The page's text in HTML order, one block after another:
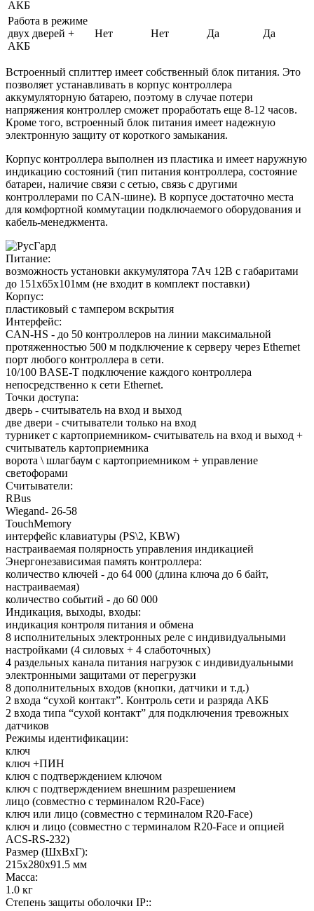
АКБ
Работа в режиме
двух дверей +
АКБ
Нет Нет Да Да
Встроенный сплиттер имеет собственный блок питания. Это
позволяет устанавливать в корпус контроллера
аккумуляторную батарею, поэтому в случае потери
напряжения контроллер сможет проработать еще 8-12 часов.
Кроме того, встроенный блок питания имеет надежную
электронную защиту от короткого замыкания.
Корпус контроллера выполнен из пластика и имеет наружную
индикацию состояний (тип питания контроллера, состояние
батареи, наличие связи с сетью, связь с другими
контроллерами по CAN-шине). В корпусе достаточно места
для комфортной коммутации подключаемого оборудования и
кабель-менеджмента.
Питание:
возможность установки аккумулятора 7Ач 12В с габаритами
до 151х65х101мм (не входит в комплект поставки)
Корпус:
пластиковый с тампером вскрытия
Интерфейс:
CAN-HS - до 50 контроллеров на линии максимальной
протяженностью 500 м подключение к серверу через Ethernet
порт любого контроллера в сети.
10/100 BASE-T подключение каждого контроллера
непосредственно к сети Ethernet.
Точки доступа:
дверь - считыватель на вход и выход
две двери - считыватели только на вход
турникет с картоприемником- считыватель на вход и выход +
считыватель картоприемника
ворота \ шлагбаум с картоприемником + управление
светофорами
Считыватели:
RBus
Wiegand- 26-58
TouchMemory
интерфейс клавиатуры (PS\2, KBW)
настраиваемая полярность управления индикацией
Энергонезависимая память контроллера:
количество ключей - до 64 000 (длина ключа до 6 байт,
настраиваемая)
количество событий - до 60 000
Индикация, выходы, входы:
индикация контроля питания и обмена
8 исполнительных электронных реле с индивидуальными
настройками (4 силовых + 4 слаботочных)
4 раздельных канала питания нагрузок с индивидуальными
электронными защитами от перегрузки
8 дополнительных входов (кнопки, датчики и т.д.)
2 входа “сухой контакт”. Контроль сети и разряда АКБ
2 входа типа “сухой контакт” для подключения тревожных
датчиков
Режимы идентификации:
ключ
ключ +ПИН
ключ с подтверждением ключом
ключ с подтверждением внешним разрешением
лицо (совместно с терминалом R20-Face)
ключ или лицо (совместно с терминалом R20-Face)
ключ и лицо (совместно с терминалом R20-Face и опцией
ACS-RS-232)
Размер (ШхВхГ):
215х280х91.5 мм
Масса:
1.0 кг
Степень защиты оболочки IP::